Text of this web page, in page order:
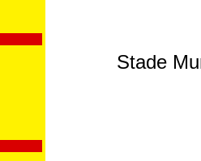
Stade